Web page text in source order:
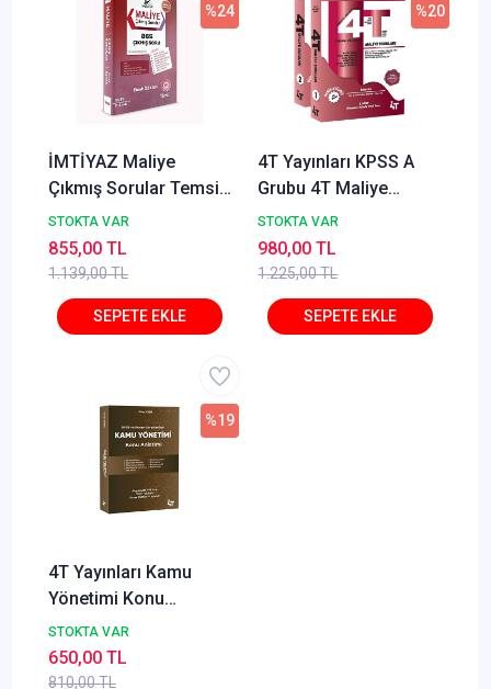
İMTİYAZ Maliye
Çıkmış Sorular Temsil
Kitap 2025
STOKTA VAR
1.139,00 TL
%24
855,00 TL
4T Yayınları KPSS A
Grubu 4T Maliye
Soruları Soru Bankası
20. Baskı - Arda Hakan
Öğretir 4T Yayınları
STOKTA VAR
1.225,00 TL
%20
980,00 TL
4T Yayınları Kamu
Yönetimi Konu
Anlatımı Oktay Kuşer
STOKTA VAR
810,00 TL
%19
650,00 TL